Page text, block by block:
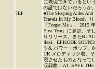
7EP
に表現できているとい
の証ではないだろうか
■The Sleeping Aides
Travels In My Blood』
『Forget Me 』、2015
First Year』に参加、そ
りリリース。また
flexi、EPISODE
ク& パワー・ポップ、
UK メロディック着、
現させたものとなって
収録曲：A1. SAVE